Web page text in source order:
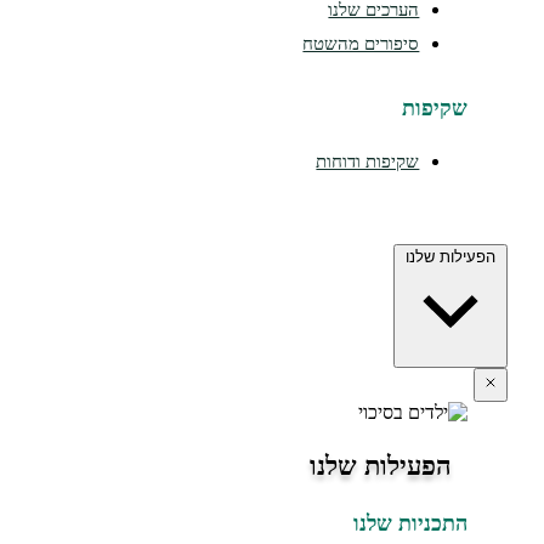
הערכים שלנו
סיפורים מהשטח
שקיפות
שקיפות ודוחות
הפעילות שלנו
הפעילות שלנו
התכניות שלנו